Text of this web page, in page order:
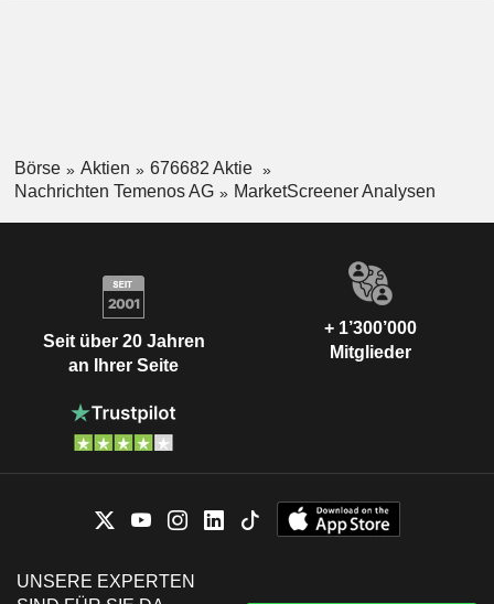
Börse Aktien
676682 Aktie
Nachrichten Temenos AG
MarketScreener Analysen
Seit über 20 Jahren
an Ihrer Seite
+ 1’300’000
Mitglieder
UNSERE EXPERTEN